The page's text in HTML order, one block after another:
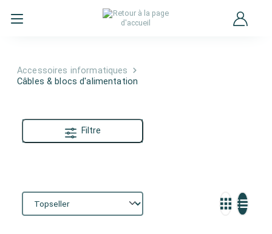
Accessoires informatiques
Câbles & blocs d'alimentation
Filtre